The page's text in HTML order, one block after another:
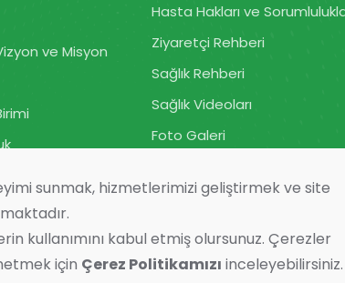
sunmak, hizmetlerimizi geliştirmek ve site
kullanımını kabul etmiş olursunuz. Çerezler
için Çerez Politikamızı inceleyebilirsiniz.
ve Misyon
Hasta Hakları ve
Ziyaretçi Rehberi
Sağlık Rehberi
Sağlık Videoları
Foto Galeri